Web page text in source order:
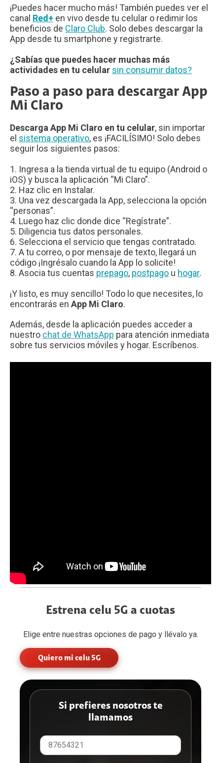
¡Puedes hacer mucho más! También puedes ver el
canal Red+ en vivo desde tu celular o redimir los
beneficios de Claro Club. Solo debes descargar la
App desde tu smartphone y registrarte.
¿Sabías que puedes hacer muchas más
actividades en tu celular sin consumir datos?
Paso a paso para descargar App
Mi Claro
Descarga App Mi Claro en tu celular, sin importar
el sistema operativo, es ¡FACILÍSIMO! Solo debes
seguir los siguientes pasos:
1. Ingresa a la tienda virtual de tu equipo (Android o
iOS) y busca la aplicación “Mi Claro”.
2. Haz clic en Instalar.
3. Una vez descargada la App, selecciona la opción
“personas”.
4. Luego haz clic donde dice “Regístrate”.
5. Diligencia tus datos personales.
6. Selecciona el servicio que tengas contratado.
7. A tu correo, o por mensaje de texto, llegará un
código ¡Ingrésalo cuando la App lo solicite!
8. Asocia tus cuentas prepago, postpago u hogar.
¡Y listo, es muy sencillo! Todo lo que necesites, lo
encontrarás en App Mi Claro.
Además, desde la aplicación puedes acceder a
nuestro chat de WhatsApp para atención inmediata
sobre tus servicios móviles y hogar. Escríbenos.
Estrena celu 5G a cuotas
Elige entre nuestras opciones de pago y llévalo ya.
Quiero mi celu 5G
Si prefieres nosotros te
llamamos